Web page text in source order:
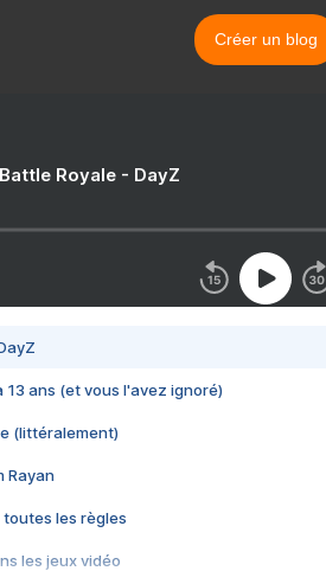
Créer un blog
Royale - DayZ
13 ans (et vous l'avez ignoré)
(littéralement)
Rayan
toutes les règles
les jeux vidéo